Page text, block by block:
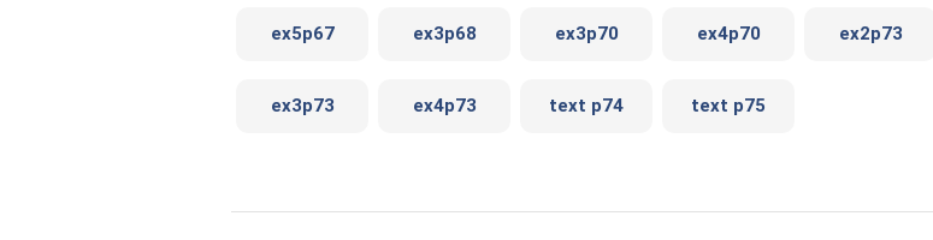
ex5p67 ex3p68 ex3p70 ex4p70 ex2p73
ex3p73 ex4p73 text p74 text p75